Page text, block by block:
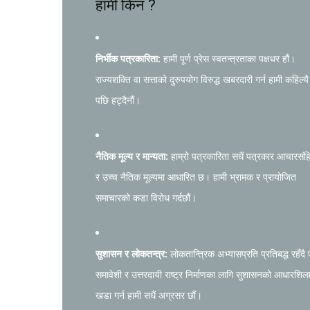
हामी किन ?
निर्भीक पत्रकारिता: हामी पूर्ण प्रेस स्वतन्त्रताका पक्षधर हौं।
राज्यशक्ति वा सत्ताको दुरुपयोग विरुद्ध खबरदारी गर्न हामी कहिल्यै
पछि हट्दैनौं।
नैतिक मूल्य र मान्यता: हाम्रो पत्रकारिता सधैं पत्रकार
र उच्च नैतिक मूल्यमा आधारित छ। हामी भ्रामक र प्रायोजित
समाचारको कडा विरोध गर्दछौं।
सुशासन र लोकतन्त्र: लोकतान्त्रिक अभ्यासप्रति प्रतिबद्ध रहँदै
समावेशी र उत्तरदायी राष्ट्र निर्माणका लागि सुशासनको आधारशिला
खडा गर्न हामी सधैं अग्रसर छौं।